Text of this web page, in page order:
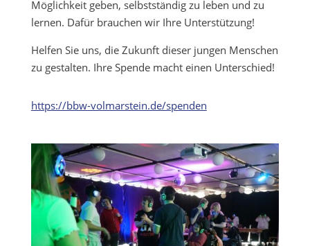
Möglichkeit geben, selbstständig zu leben und zu
lernen. Dafür brauchen wir Ihre Unterstützung!
Helfen Sie uns, die Zukunft dieser jungen Menschen
zu gestalten. Ihre Spende macht einen Unterschied!
https://bbw-volmarstein.de/spenden